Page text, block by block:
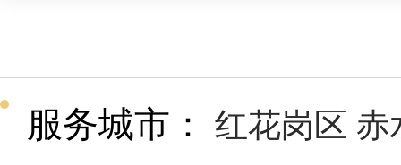
服务城市： 红花岗区 赤